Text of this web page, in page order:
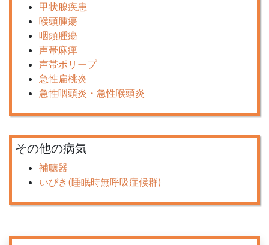
甲状腺疾患
喉頭腫瘍
咽頭腫瘍
声帯麻痺
声帯ポリープ
急性扁桃炎
急性咽頭炎・急性喉頭炎
その他の病気
補聴器
いびき(睡眠時無呼吸症候群)